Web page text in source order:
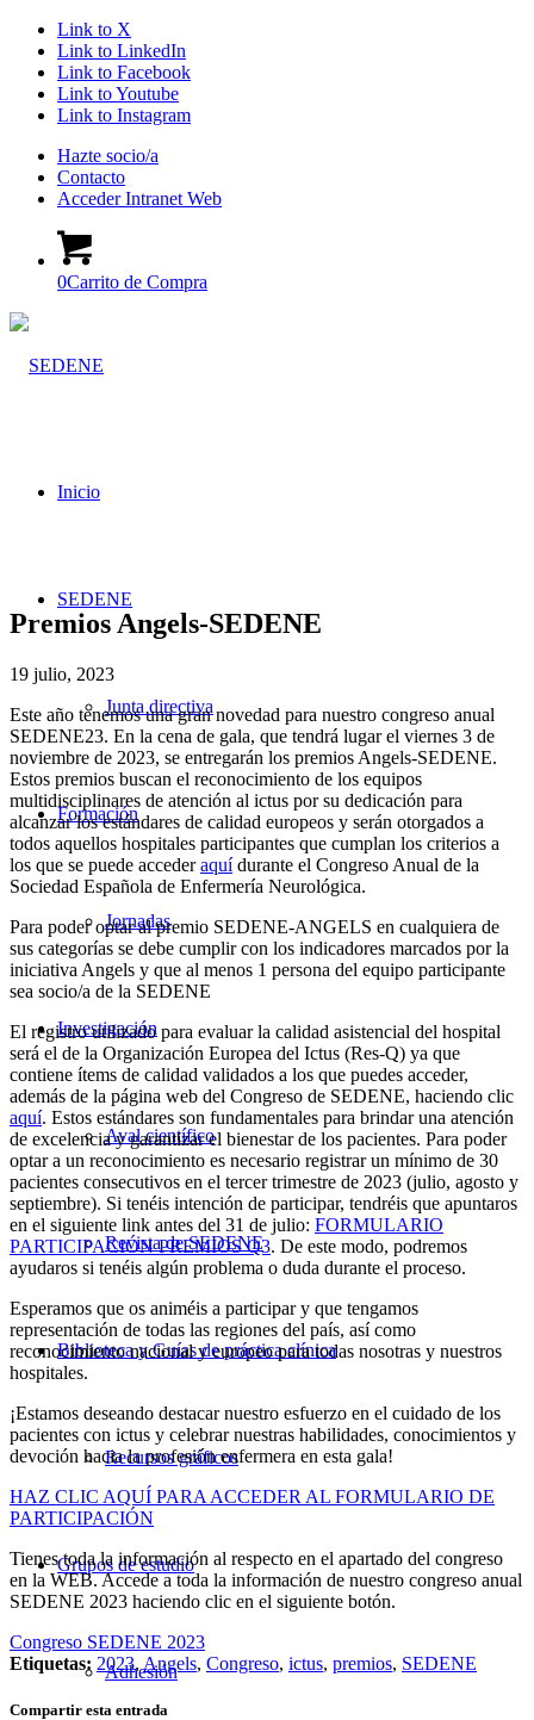
Link to X
Link to LinkedIn
Link to Facebook
Link to Youtube
Link to Instagram
Hazte socio/a
Contacto
Acceder Intranet Web
0Carrito de Compra
Inicio
SEDENE
Junta directiva
Formación
Jornadas
Investigación
Aval científico
Revista de SEDENE
Biblioteca y Guías de práctica clínica
Recursos gráficos
Grupos de estudio
Adhesión
Premios Angels-SEDENE
19 julio, 2023
Este año tenemos una gran novedad para nuestro congreso anual
SEDENE23. En la cena de gala, que tendrá lugar el viernes 3 de
noviembre de 2023, se entregarán los premios Angels-SEDENE.
Estos premios buscan el reconocimiento de los equipos
multidisciplinares de atención al ictus por su dedicación para
alcanzar los estándares de calidad europeos y serán otorgados a
todos aquellos hospitales participantes que cumplan los criterios a
los que se puede accederaquídurante el Congreso Anual de la
Sociedad Española de Enfermería Neurológica.
Para poder optar al premio SEDENE-ANGELS en cualquiera de
sus categorías se debe cumplir con los indicadores marcados por la
iniciativa Angels y que al menos 1 persona del equipo participante
sea socio/a de la SEDENE
El registro utilizado para evaluar la calidad asistencial del hospital
será el de la Organización Europea del Ictus (Res-Q) ya que
contiene ítems de calidad validados a los que puedes acceder,
además de la página web del Congreso de SEDENE, haciendo clic
aquí. Estos estándares son fundamentales para brindar una atención
de excelencia y garantizar el bienestar de los pacientes. Para poder
optar a un reconocimiento es necesario registrar un mínimo de 30
pacientes consecutivos en el tercer trimestre de 2023 (julio, agosto y
septiembre). Si tenéis intención de participar, tendréis que apuntaros
en el siguiente link antes del 31 de julio: FORMULARIO
PARTICIPACIÓN PREMIOS Q3. De este modo, podremos
ayudaros si tenéis algún problema o duda durante el proceso.
Esperamos que os animéis a participar y que tengamos
representación de todas las regiones del país, así como
reconocimiento nacional y europeo para todas nosotras y nuestros
hospitales.
¡Estamos deseando destacar nuestro esfuerzo en el cuidado de los
pacientes con ictus y celebrar nuestras habilidades, conocimientos y
devoción hacia la profesión enfermera en esta gala!
HAZ CLIC AQUÍ PARA ACCEDER AL FORMULARIO DE
PARTICIPACIÓN
Tienes toda la información al respecto en el apartado del congreso
en la WEB. Accede a toda la información de nuestro congreso anual
SEDENE 2023 haciendo clic en el siguiente botón.
Congreso SEDENE 2023
Etiquetas: 2023, Angels, Congreso, ictus, premios, SEDENE
Compartir esta entrada